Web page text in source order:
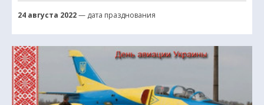
24 августа 2022— дата празднования